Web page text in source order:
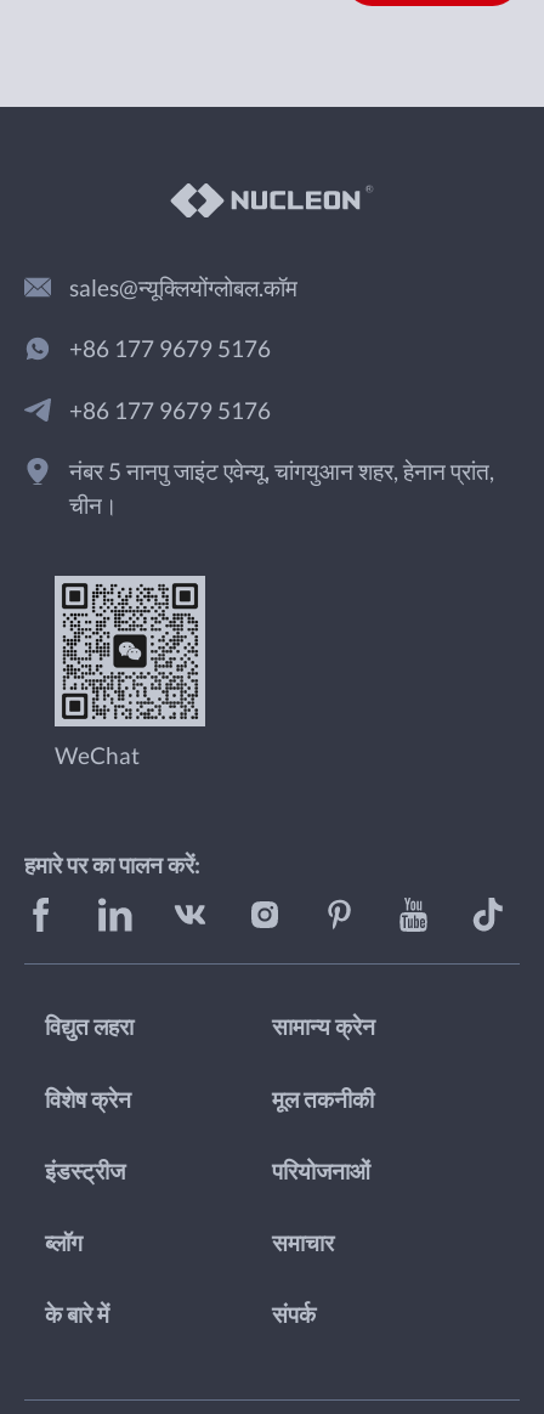
sales@न्यूक्लियोंग्लोबल.कॉम
+86 177 9679 5176
+86 177 9679 5176
नंबर 5 नानपु जाइंट एवेन्यू, चांगयुआन शहर, हेनान प्रांत,
चीन।
WeChat
हमारे पर का पालन करें:
विद्युत लहरा सामान्य क्रेन
विशेष क्रेन मूल तकनीकी
इंडस्ट्रीज परियोजनाओं
ब्लॉग समाचार
के बारे में संपर्क